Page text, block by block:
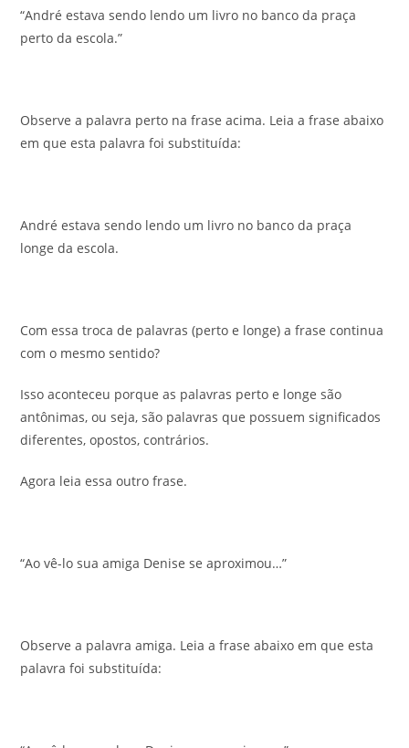
“André estava sendo lendo um livro no banco da praça
perto da escola.”
Observe a palavra perto na frase acima. Leia a frase abaixo
em que esta palavra foi substituída:
André estava sendo lendo um livro no banco da praça
longe da escola.
Com essa troca de palavras (perto e longe) a frase continua
com o mesmo sentido?
Isso aconteceu porque as palavras perto e longe são
antônimas, ou seja, são palavras que possuem significados
diferentes, opostos, contrários.
Agora leia essa outro frase.
“Ao vê-lo sua amiga Denise se aproximou…”
Observe a palavra amiga. Leia a frase abaixo em que esta
palavra foi substituída: